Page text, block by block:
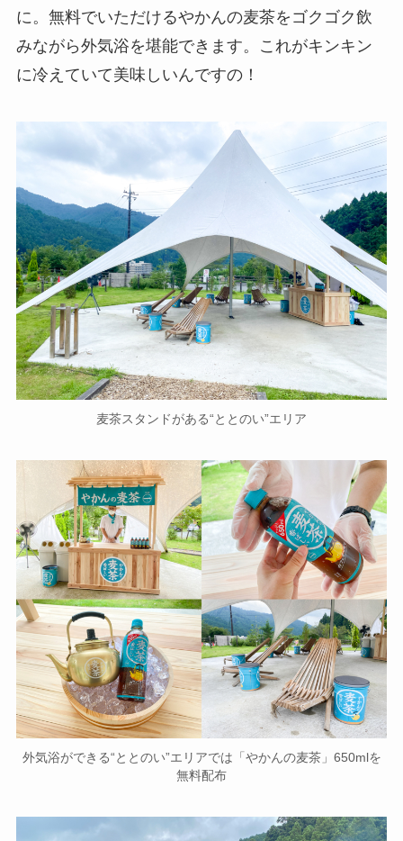
に。無料でいただけるやかんの麦茶をゴクゴク飲
みながら外気浴を堪能できます。これがキンキン
に冷えていて美味しいんですの！
麦茶スタンドがある“ととのい”エリア
外気浴ができる“ととのい”エリアでは「やかんの麦茶」650mlを
無料配布